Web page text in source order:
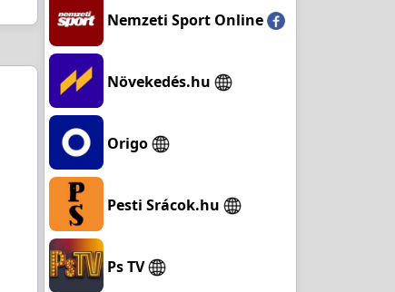
Nemzeti Sport Online
Növekedés.hu
Origo
Pesti Srácok.hu
Ps TV